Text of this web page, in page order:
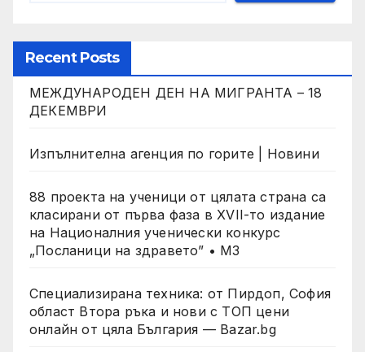
Recent Posts
МЕЖДУНАРОДЕН ДЕН НА МИГРАНТА – 18
ДЕКЕМВРИ
Изпълнителна агенция по горите | Новини
88 проекта на ученици от цялата страна са
класирани от първа фаза в XVII-то издание
на Националния ученически конкурс
„Посланици на здравето” • МЗ
Специализирана техника: от Пирдоп, София
област Втора ръка и нови с ТОП цени
онлайн от цяла България — Bazar.bg